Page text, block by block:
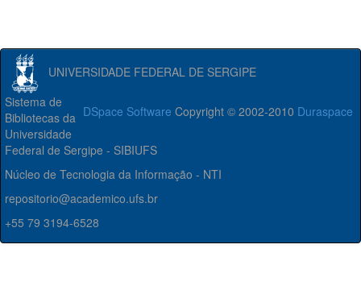
UNIVERSIDADE FEDERAL DE SERGIPE
DSpace Software Copyright © 2002-2010 Duraspace
Sistema de
Bibliotecas da
Universidade
Federal de Sergipe - SIBIUFS
Núcleo de Tecnologia da Informação - NTI
repositorio@academico.ufs.br
+55 79 3194-6528